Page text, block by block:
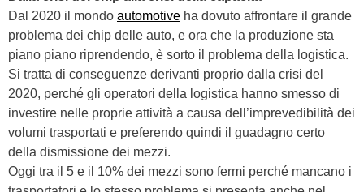
Dal 2020 il mondo automotive ha dovuto affrontare il grande
problema dei chip delle auto, e ora che la produzione sta
piano piano riprendendo, è sorto il problema della logistica.
Si tratta di conseguenze derivanti proprio dalla crisi del
2020, perché gli operatori della logistica hanno smesso di
investire nelle proprie attività a causa dell’imprevedibilità dei
volumi trasportati e preferendo quindi il guadagno certo
della dismissione dei mezzi.
Oggi tra il 5 e il 10% dei mezzi sono fermi perché mancano i